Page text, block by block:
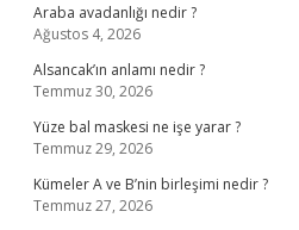
Araba avadanlığı nedir ?
Ağustos 4, 2026
Alsancak’ın anlamı nedir ?
Temmuz 30, 2026
Yüze bal maskesi ne işe yarar ?
Temmuz 29, 2026
Kümeler A ve B’nin birleşimi nedir ?
Temmuz 27, 2026